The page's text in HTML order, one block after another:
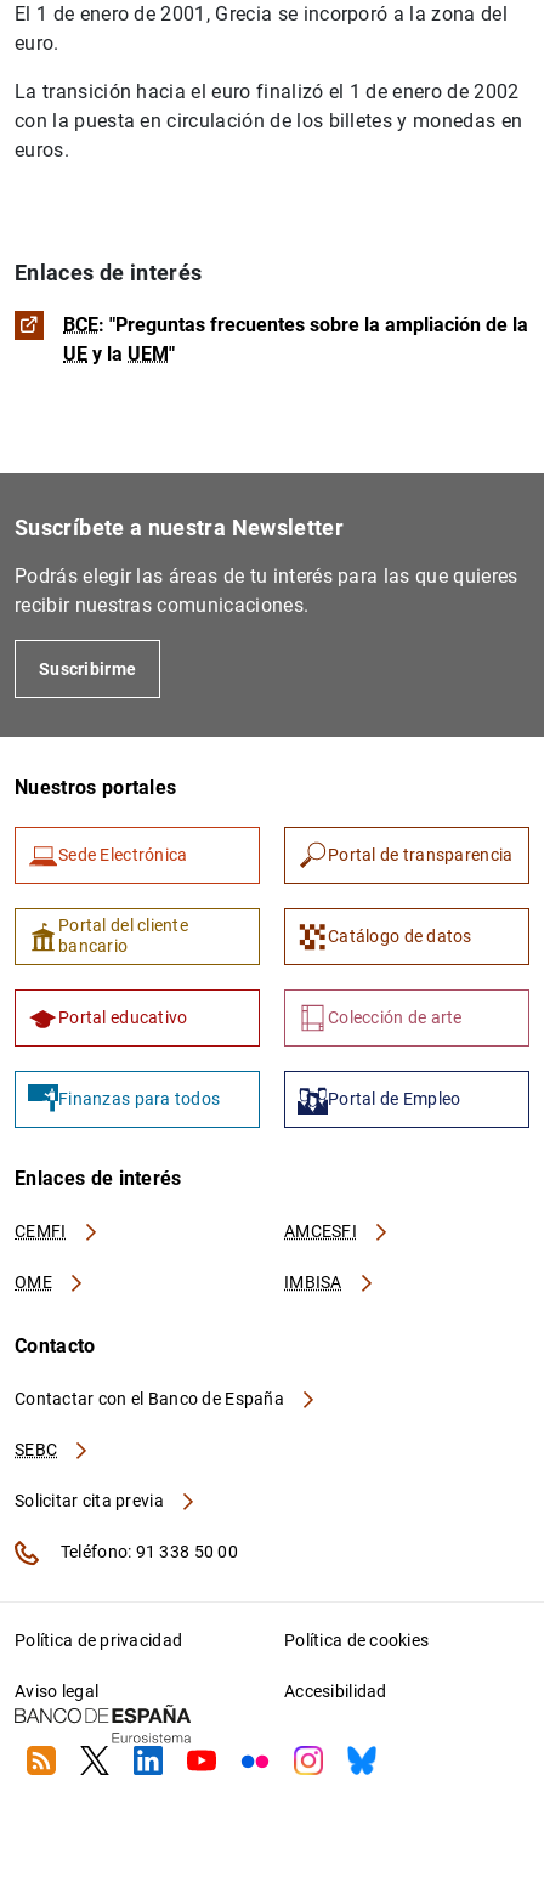
El 1 de enero de 2001, Grecia se incorporó a la zona del
euro.
La transición hacia el euro finalizó el 1 de enero de 2002
con la puesta en circulación de los billetes y monedas en
euros.
Enlaces de interés
BCE: "Preguntas frecuentes sobre la ampliación de la
UE y la UEM"
Suscríbete a nuestra Newsletter
Podrás elegir las áreas de tu interés para las que quieres
recibir nuestras comunicaciones.
Suscribirme
Nuestros portales
Sede Electrónica Portal de transparencia
Portal del cliente
bancario
Catálogo de datos
Portal educativo Colección de arte
Finanzas para todos Portal de Empleo
Enlaces de interés
CEMFI AMCESFI
OME IMBISA
Contacto
Contactar con el Banco de España
SEBC
Solicitar cita previa
Teléfono: 91 338 50 00
Política de privacidad Política de cookies
Aviso legal Accesibilidad
RSS TwitterLinkedin
YoutubeFlickrInstagram
Bluesky